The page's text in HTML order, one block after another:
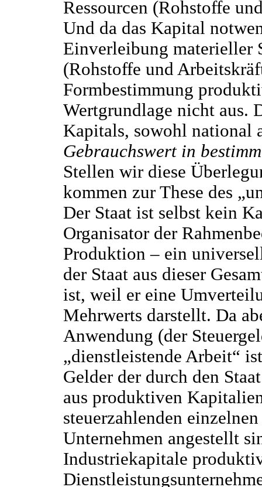
Ressourcen (Rohstoffe
Und da das Kapital
Einverleibung materieller
(Rohstoffe und
Formbestimmung
Wertgrundlage nicht aus.
Kapitals, sowohl national
Gebrauchswert in
Stellen wir diese
kommen zur These des
Der Staat ist selbst kein
Organisator der
Produktion – ein
der Staat aus dieser
ist, weil er eine
Mehrwerts darstellt. Da
Anwendung (der
„dienstleistende Arbeit“
Gelder der durch den
aus produktiven
steuerzahlenden
Unternehmen angestellt
Industriekapitale